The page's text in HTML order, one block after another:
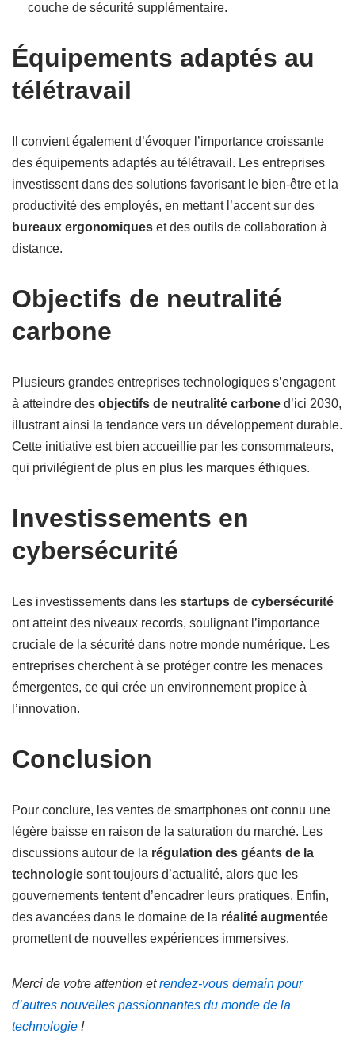
couche de sécurité supplémentaire.
Équipements adaptés au
télétravail
Il convient également d’évoquer l’importance croissante
des équipements adaptés au télétravail. Les entreprises
investissent dans des solutions favorisant le bien-être et la
productivité des employés, en mettant l’accent sur des
bureaux ergonomiques et des outils de collaboration à
distance.
Objectifs de neutralité
carbone
Plusieurs grandes entreprises technologiques s’engagent
à atteindre des objectifs de neutralité carbone d’ici 2030,
illustrant ainsi la tendance vers un développement durable.
Cette initiative est bien accueillie par les consommateurs,
qui privilégient de plus en plus les marques éthiques.
Investissements en
cybersécurité
Les investissements dans les startups de cybersécurité
ont atteint des niveaux records, soulignant l’importance
cruciale de la sécurité dans notre monde numérique. Les
entreprises cherchent à se protéger contre les menaces
émergentes, ce qui crée un environnement propice à
l’innovation.
Conclusion
Pour conclure, les ventes de smartphones ont connu une
légère baisse en raison de la saturation du marché. Les
discussions autour de la régulation des géants de la
technologie sont toujours d’actualité, alors que les
gouvernements tentent d’encadrer leurs pratiques. Enfin,
des avancées dans le domaine de la réalité augmentée
promettent de nouvelles expériences immersives.
Merci de votre attention etrendez-vous demain pour
d’autres nouvelles passionnantes du monde de la
technologie !